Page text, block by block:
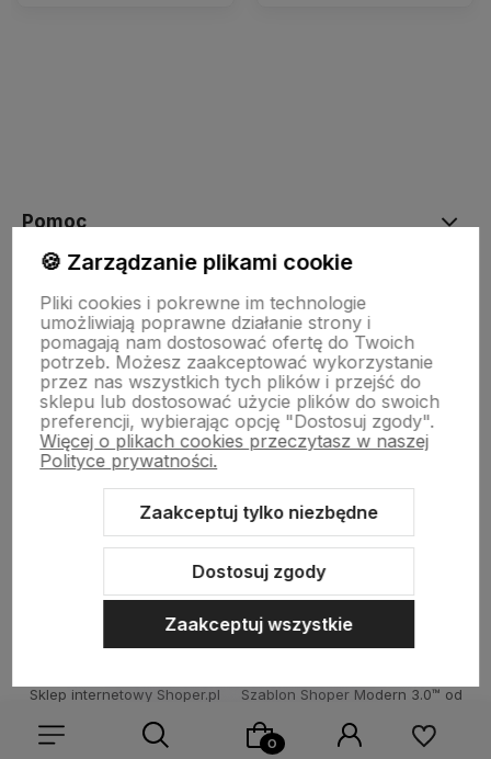
Pomoc
Moje konto
Płatności i dostawa
Informacje
Sklep internetowy Shoper.pl Szablon Shoper Modern 3.0™ od
🍪 Zarządzanie plikami cookie
Pliki cookies i pokrewne im technologie
umożliwiają poprawne działanie strony i
pomagają nam dostosować ofertę do Twoich
potrzeb. Możesz zaakceptować wykorzystanie
przez nas wszystkich tych plików i przejść do
sklepu lub dostosować użycie plików do swoich
preferencji, wybierając opcję "Dostosuj zgody".
Więcej o plikach cookies przeczytasz w naszej
Polityce prywatności.
Zaakceptuj tylko niezbędne
Dostosuj zgody
Zaakceptuj wszystkie